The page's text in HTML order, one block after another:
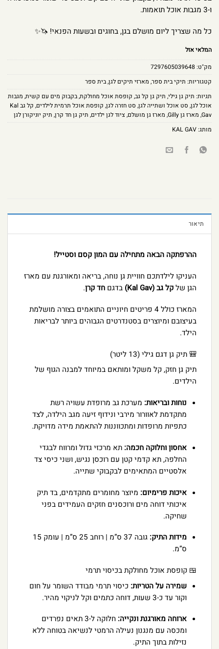
ו-3 מגבות אוכל תואמות.
כל מה שצריך ליום מושלם בגן, בחוגים ובשעות הפנאי! 🦄✨
המלאי אזל
מק"ט:7297605039648
קטגוריות: תיקי בית ספר, מארזי תיקים לגן,בית ספר
תגיות: תיק גן גילי, תיק גן קל גב, קופסת אוכל מחולקת,בקבוק מים עם קשית, מגבות
אוכל לגן, סט אוכל ושתייה לגן, סט חזרה לגן, קופסת אוכל תרמית לילדים,
קל גב Kal
Gav
, מארז גן Gilly , מארז גן מושלם, ציוד לגן ילדים, תיק גן חד קרן, תיק יוניקורן לגן
מותג:KAL GAV
תיאור
ההרפתקה הבאה מתחילה עם המון קסם וסטייל!
העניקו לילדתכם חוויית גן נוחה, בריאה ומאורגנת עם מארז
הגן שלקל גב (Kal Gav) בדגם חד קרן.
המארז כולל 4 פריטים חיוניים התואמים בצורה מושלמת
בעיצובם ומיוצרים בסטנדרטים הגבוהים ביותר לבריאות
הילד.
🎒 תיק גן דגם גילי (13 ליטר)
תיק גן חזק, קל משקל ומותאם במיוחד למבנה הגוף של
הילדים.
נוחות ובריאות: מערכת גב מרופדת עשויה רשת
מתקדמת לאוורור מירבי ונידוף זיעה מגב הילדה, לצד
כתפיות מרופדות ומתכווננות להתאמת מידה מדויקת.
אחסון וחלוקה חכמה: תא מרכזי גדול ומרווח לבגדי
החלפה, תא קדמי קטן עם רוכסן נגיש, ושני כיסי צד
אלסטיים המתאימים לבקבוקי שתייה.
איכות פרימיום: מיוצר מחומרים מתקדמים, בד תיק
איכותי דוחה מים ורוכסנים חזקים העמידים בפני
שחיקה.
מידות התיק:
גובה 37 ס”מ | רוחב 25 ס”מ | עומק 15
ס”מ.
🍱 קופסת אוכל מחולקת בכיסוי תרמי
שמירה על הטריות: כיסוי תרמי מבודד השומר על חום
וקור עד כ-3 שעות, דוחה כתמים וקל לניקוי מהיר.
ארוחה מאורגנת ונקייה:
חלוקה ל-3 תאים נפרדים
ומכסה עם מנגנון נעילה הרמטי לנשיאה בטוחה ללא
נזילות בתוך התיק.